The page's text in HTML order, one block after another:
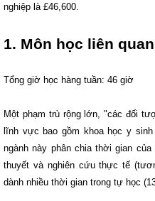
nghiệp là £46,600.
1. Môn học liên
Tổng giờ học hàng tuần: 46 giờ
Một phạm trù rộng lớn, "các đối
lĩnh vực bao gồm khoa học y
ngành này phân chia thời gian
thuyết và nghiên cứu thực tế
dành nhiều thời gian trong tự học